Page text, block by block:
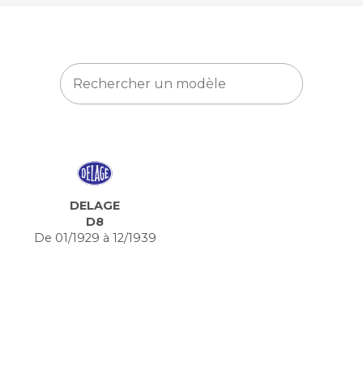
DELAGE
D8
De 01/1929 à 12/1939